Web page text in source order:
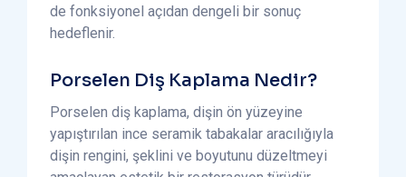
de fonksiyonel açıdan dengeli bir sonuç
hedeflenir.
Porselen Diş Kaplama Nedir?
Porselen diş kaplama, dişin ön yüzeyine
yapıştırılan ince seramik tabakalar aracılığıyla
dişin rengini, şeklini ve boyutunu düzeltmeyi